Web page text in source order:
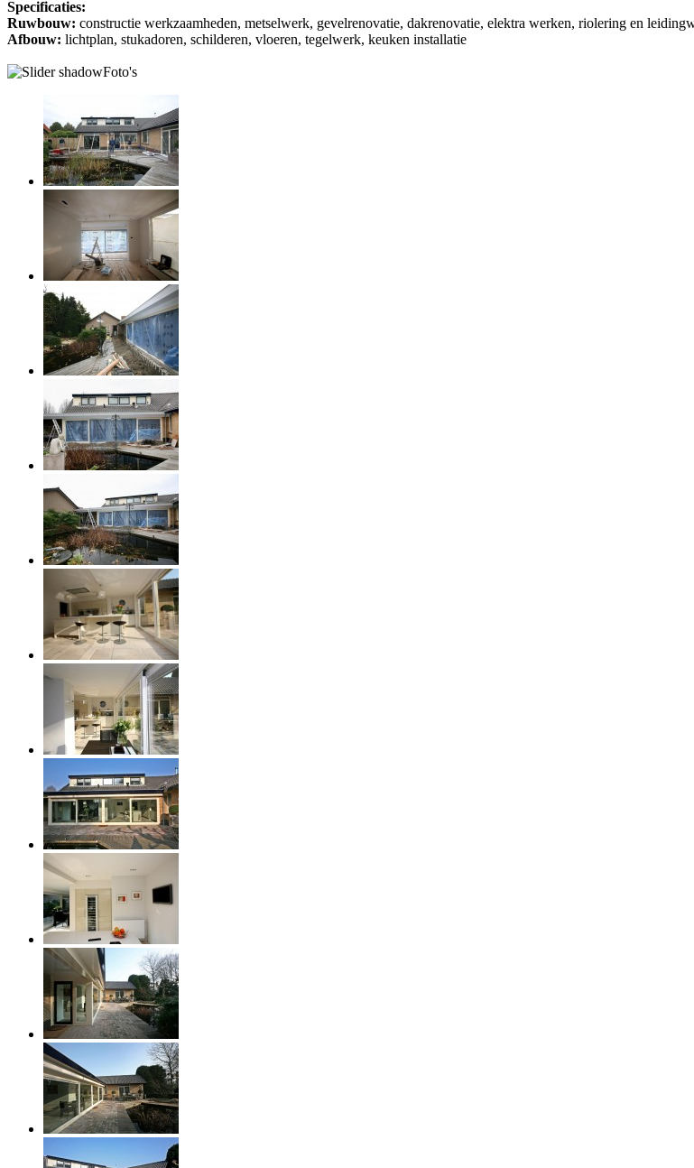
Specificaties:
Ruwbouw: constructie werkzaamheden, metselwerk, gevelrenovatie, dakrenovatie, elektra werken, riolering en
Afbouw: lichtplan, stukadoren, schilderen, vloeren, tegelwerk, keuken installatie
Foto's